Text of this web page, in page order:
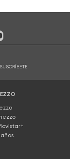
Youtube
SUSCRÍBETE